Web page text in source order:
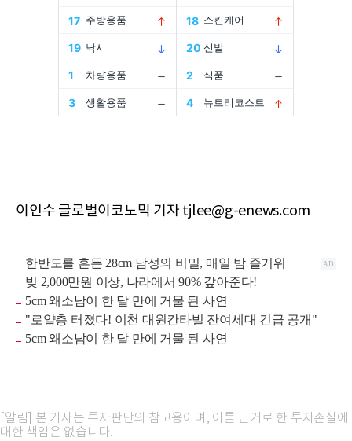
이인수 글로벌이코노믹 기자 tjlee@g-enews.com
[알림] 본 기사는 투자판단의 참고용이며, 이를 근거로 한 투자손실에
대한 책임은 없습니다.